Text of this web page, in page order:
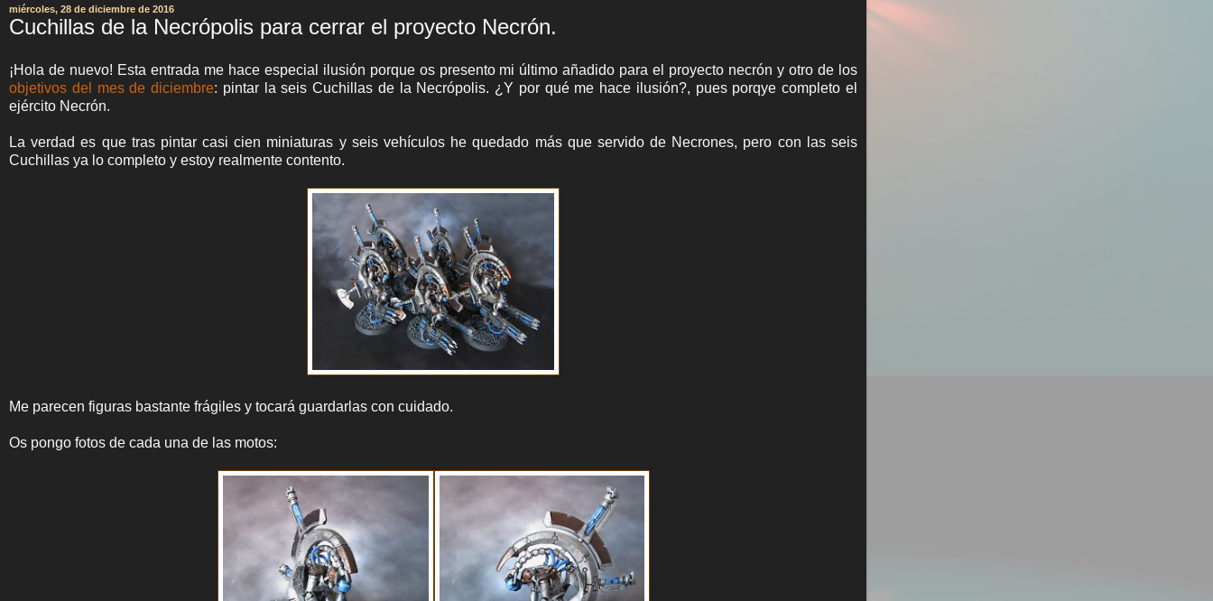
miércoles, 28 de diciembre de 2016
Cuchillas de la Necrópolis para cerrar el proyecto Necrón.
¡Hola de nuevo! Esta entrada me hace especial ilusión porque os presento mi último añadido para el proyecto necrón y otro de los
objetivos del mes de diciembre: pintar la seis Cuchillas de la Necrópolis. ¿Y por qué me hace ilusión?, pues porqye completo el
ejército Necrón.
La verdad es que tras pintar casi cien miniaturas y seis vehículos he quedado más que servido de Necrones, pero con las seis
Cuchillas ya lo completo y estoy realmente contento.
Me parecen figuras bastante frágiles y tocará guardarlas con cuidado.
Os pongo fotos de cada una de las motos: